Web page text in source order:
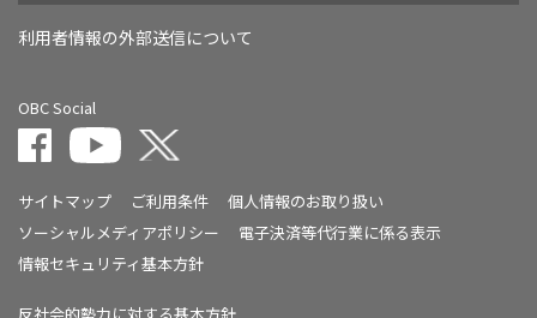
利用者情報の外部送信について
OBC Social
サイトマップ ご利用条件
個人情報のお取り扱い
ソーシャルメディアポリシー
電子決済等代行業に係る表示
情報セキュリティ基本方針